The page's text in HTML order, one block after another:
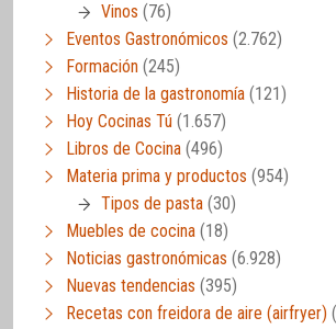
Vinos (76)
Eventos Gastronómicos (2.762)
Formación (245)
Historia de la gastronomía (121)
Hoy Cocinas Tú (1.657)
Libros de Cocina (496)
Materia prima y productos (954)
Tipos de pasta (30)
Muebles de cocina (18)
Noticias gastronómicas (6.928)
Nuevas tendencias (395)
Recetas con freidora de aire (airfryer)